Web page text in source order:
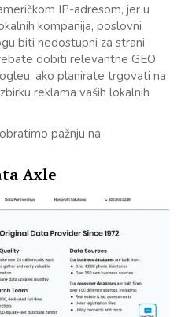
IP-adresom, jer u
kompanija, poslovni
biti nedostupni za strani
dobiti relevantne GEO
ako planirate trgovati na
reklama vaših lokalnih
pažnju na
Axle